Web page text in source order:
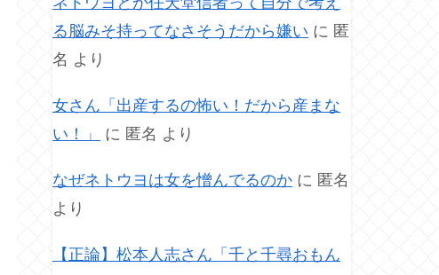
る脳みそ持ってなさそうだから嫌い に 匿
名 より
女さん「出産するの怖い！だから産まな
い！」
に 匿名 より
なぜネトウヨは女を憎んでるのか に 匿名
より
【正論】松本人志さん「千と千尋おもん